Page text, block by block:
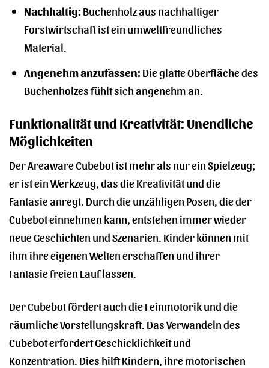
Nachhaltig:Buchenholz aus nachhaltiger
Forstwirtschaft ist ein umweltfreundliches
Material.
Angenehm anzufassen:Die glatte Oberfläche des
Buchenholzes fühlt sich angenehm an.
Funktionalität und Kreativität: Unendliche
Möglichkeiten
Der Areaware Cubebot ist mehr als nur ein Spielzeug;
er ist ein Werkzeug, das die Kreativität und die
Fantasie anregt. Durch die unzähligen Posen, die der
Cubebot einnehmen kann, entstehen immer wieder
neue Geschichten und Szenarien. Kinder können mit
ihm ihre eigenen Welten erschaffen und ihrer
Fantasie freien Lauf lassen.
Der Cubebot fördert auch die Feinmotorik und die
räumliche Vorstellungskraft. Das Verwandeln des
Cubebot erfordert Geschicklichkeit und
Konzentration. Dies hilft Kindern, ihre motorischen